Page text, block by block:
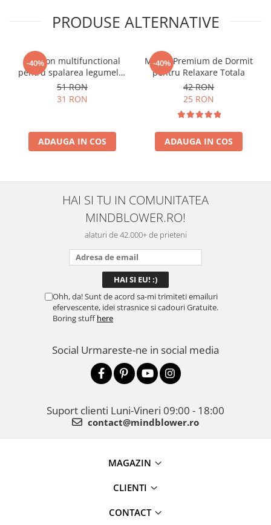
PRODUSE ALTERNATIVE
-40%
Castron multifunctional
pentru spalarea legumelor
si fructelor
51 RON
31 RON
ADAUGA IN COS
-40%
Masca Premium de Dormit
pentru Relaxare Totala
42 RON
25 RON
ADAUGA IN COS
HAI SI TU IN COMUNITATEA
MINDBLOWER.RO!
alaturi de 42.000+ de prieteni
Ohh, da! Sunt de acord sa-mi trimiteti emailuri
efervescente, idei strasnice si cadouri Gratuite.
Boring stuffhere
Social Urmareste-ne in social media
Suport clienti Luni-Vineri 09:00 - 18:00
contact@mindblower.ro
MAGAZIN
CLIENTI
CONTACT